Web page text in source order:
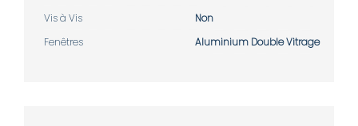
Vis à Vis
Non
Fenêtres
Aluminium Double Vitrage